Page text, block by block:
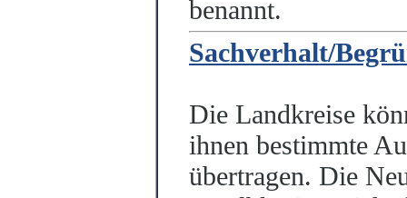
benannt.
Sachverhalt/
Die Landkreise
ihnen bestimmte
übertragen. Die